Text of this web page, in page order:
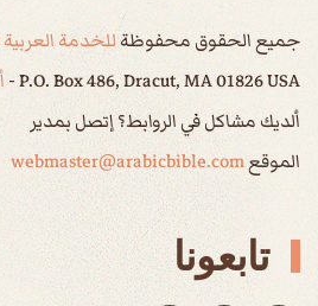
جميع الحقوق محفوظةللخدمة العربية
P.O. Box 486, Dracut, MA 01826 USA -
ألديك مشاكل في الروابط؟ إتصل بمدير
الموقعwebmaster@arabicbible.com
تابعونا